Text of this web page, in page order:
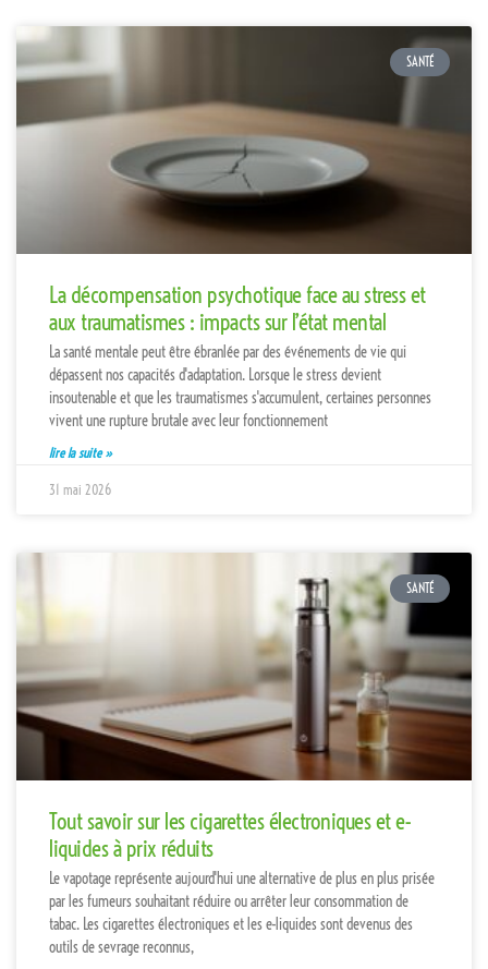
SANTÉ
La décompensation psychotique face au stress et
aux traumatismes : impacts sur l’état mental
La santé mentale peut être ébranlée par des événements de vie qui
dépassent nos capacités d'adaptation. Lorsque le stress devient
insoutenable et que les traumatismes s'accumulent, certaines personnes
vivent une rupture brutale avec leur fonctionnement
lire la suite »
31 mai 2026
SANTÉ
Tout savoir sur les cigarettes électroniques et e-
liquides à prix réduits
Le vapotage représente aujourd'hui une alternative de plus en plus prisée
par les fumeurs souhaitant réduire ou arrêter leur consommation de
tabac. Les cigarettes électroniques et les e-liquides sont devenus des
outils de sevrage reconnus,